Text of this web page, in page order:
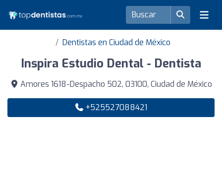
Dentistas en Ciudad de México
Inspira Estudio Dental - Dentista
Amores 1618-Despacho 502, 03100, Ciudad de México
+525527088421